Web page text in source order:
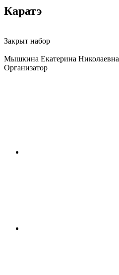
Каратэ
Закрыт набор
Мышкина Екатерина Николаевна
Организатор